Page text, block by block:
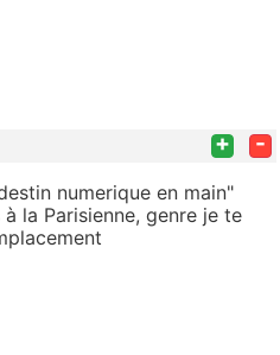
+ -
numerique en main"
la Parisienne, genre je te